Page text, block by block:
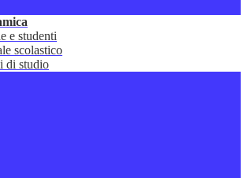
e studenti
scolastico
di studio